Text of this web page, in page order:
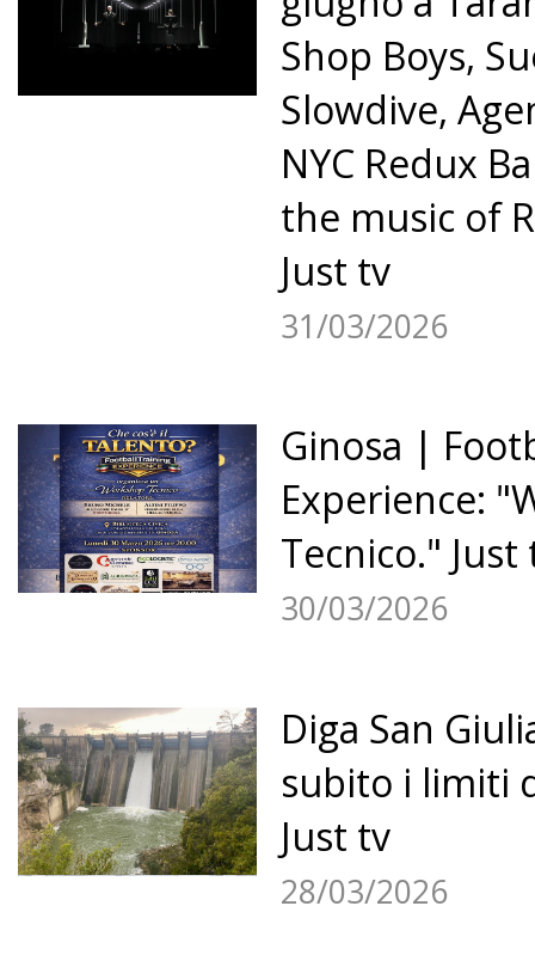
Shop Boys,
Slowdive,
NYC Redux
the music of
Just tv
31/03/2026
Ginosa |
Experience:
Tecnico." Just
30/03/2026
Diga San
subito i limiti
Just tv
28/03/2026
22 23 24 25 26
27 28 29 30 31 32
»